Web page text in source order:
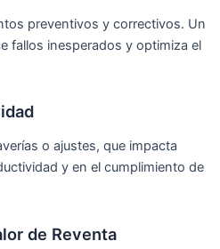
preventivos y correctivos. Un
fallos inesperados y optimiza el
o ajustes, que impacta
y en el cumplimiento de
de Reventa